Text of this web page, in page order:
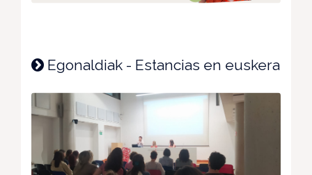
Egonaldiak - Estancias en euskera